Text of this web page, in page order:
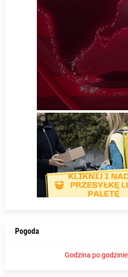
Pogoda
Godzina po godzinie